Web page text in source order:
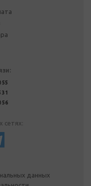
55
31
56
сетях:
данных